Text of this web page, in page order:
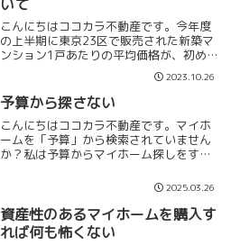
いて
こんにちはココカラ不動産です。今年度
の上半期に東京23区で販売された新築マ
ンション1戸あたりの平均価格が、初めて
1億円を超えたそうです。首都圏の中古マ
ンション市場も新築マンションの高騰に
伴って上昇しています。中古だから安い
ということもなく、...
2023.10.26
予算から探さない
こんにちはココカラ不動産です。マイホ
ームを「予算」から検索されていません
か？私は予算からマイホーム探しをする
ます。それは「どのエリアにも希望予算
内の物件があるからです」不動産には良
い物件もあれば悪い物件も...
2025.03.26
資産性のあるマイホームを購入す
れば何も怖くない